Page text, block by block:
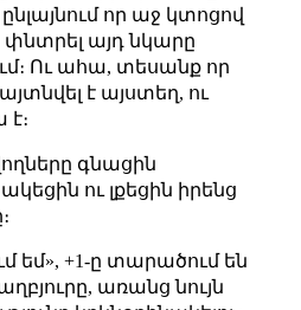
ընլայնում որ աջ կտոցով
փնտրել այդ նկարը
Ու ահա, տեսանք որ
է այստեղ, ու
է։
գնացին
ու լքեցին իրենց
եմ», +1-ը տարածում են
առանց նույն